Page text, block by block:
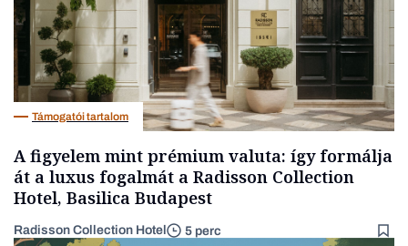
Támogatói tartalom
A figyelem mint prémium valuta: így formálja
át a luxus fogalmát a Radisson Collection
Hotel, Basilica Budapest
Radisson Collection Hotel 5 perc